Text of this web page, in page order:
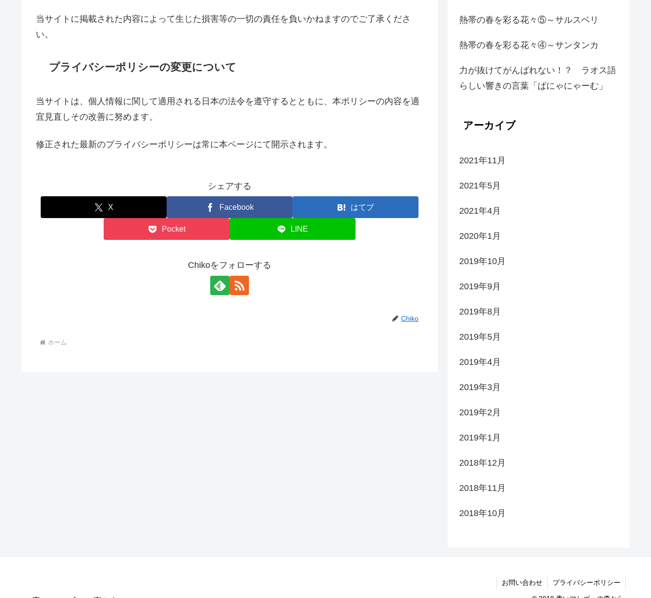
当サイトに掲載された内容によって生じた損害等の一切の責任を負いかねますのでご了承くださ
い。
プライバシーポリシーの変更について
当サイトは、個人情報に関して適用される日本の法令を遵守するとともに、本ポリシーの内容を適
宜見直しその改善に努めます。
修正された最新のプライバシーポリシーは常に本ページにて開示されます。
シェアする
X Facebook はてブ
Pocket LINE
Chikoをフォローする
Chiko
ホーム
熱帯の春を彩る花々⑤～サルスベリ
熱帯の春を彩る花々④～サンタンカ
力が抜けてがんばれない！？ ラオス語
らしい響きの言葉「ぱにゃにゃーむ」
アーカイブ
2021年11月
2021年5月
2021年4月
2020年1月
2019年10月
2019年9月
2019年8月
2019年5月
2019年4月
2019年3月
2019年2月
2019年1月
2018年12月
2018年11月
2018年10月
お問い合わせ プライバシーポリシー